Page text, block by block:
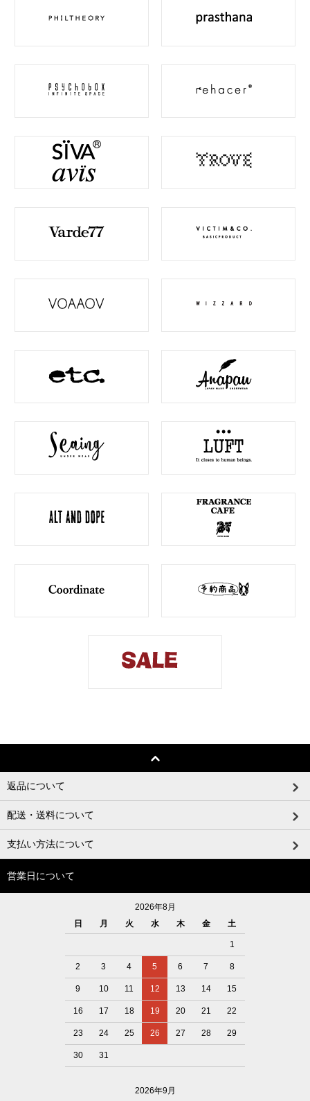
返品について
配送・送料について
支払い方法について
営業日について
2026年8月
日
月 火 水 木 金 土
1
2 3 4 5 6 7 8
9 10 11 12 13 14 15
16 17 18 19 20 21 22
23 24 25 26 27 28 29
30 31
2026年9月